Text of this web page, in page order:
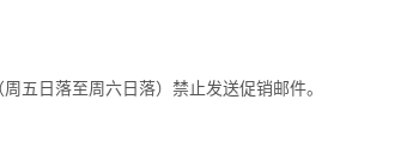
五日落至周六日落）禁止发送促销邮件。